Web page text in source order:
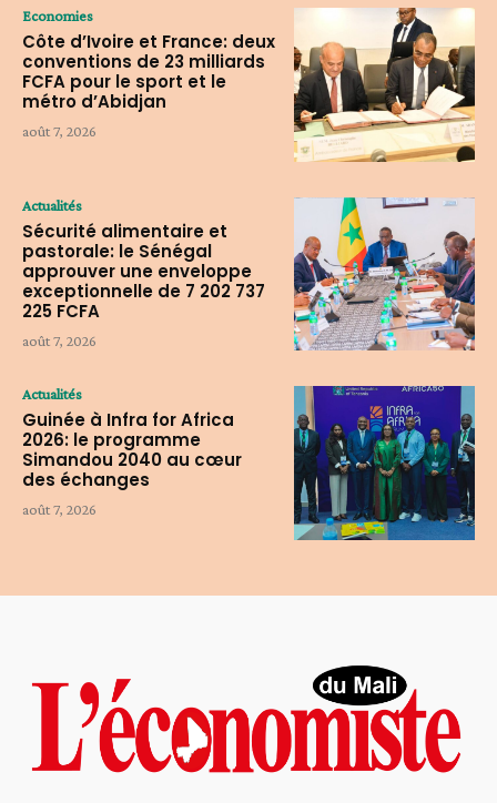
Economies
Côte d’Ivoire et France: deux
conventions de 23 milliards
FCFA pour le sport et le
métro d’Abidjan
août 7, 2026
Actualités
Sécurité alimentaire et
pastorale: le Sénégal
approuver une enveloppe
exceptionnelle de 7 202 737
225 FCFA
août 7, 2026
Actualités
Guinée à Infra for Africa
2026: le programme
Simandou 2040 au cœur
des échanges
août 7, 2026